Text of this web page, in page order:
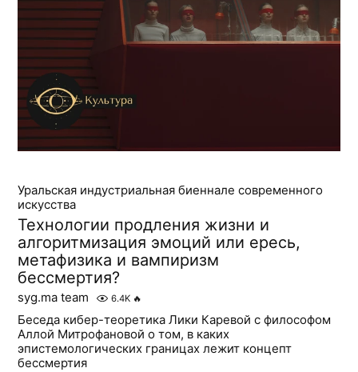
Уральская индустриальная биеннале современного
искусства
Технологии продления жизни и
алгоритмизация эмоций или ересь,
метафизика и вампиризм
бессмертия?
syg.ma team 6.4K 🔥
Беседа кибер-теоретика Лики Каревой с философом
Аллой Митрофановой о том, в каких
эпистемологических границах лежит концепт
бессмертия